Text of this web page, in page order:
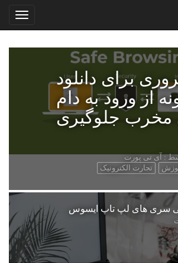
برای دانلود
از ورود به دام
مخرب جلوگیری
: آی تی پورت
تجارت الکترونیک
سری های لپ تاپ ایسوس